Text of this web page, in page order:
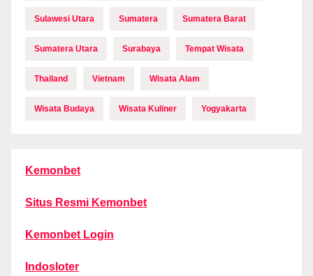
Sulawesi Utara Sumatera Sumatera Barat
Sumatera Utara Surabaya Tempat Wisata
Thailand Vietnam Wisata Alam
Wisata Budaya Wisata Kuliner Yogyakarta
Kemonbet
Situs Resmi Kemonbet
Kemonbet Login
Indosloter